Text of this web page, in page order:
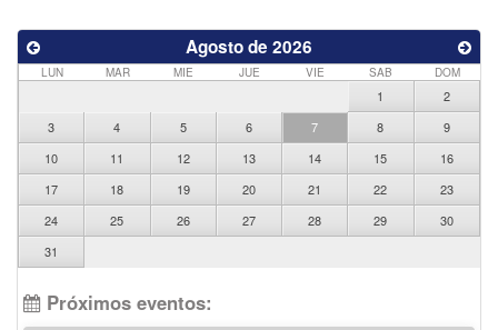
Agosto de 2026
LUN MAR MIE JUE VIE SAB DOM
1
2
3
4 5 6 7 8
9
10
11 12 13 14 15
16
17
18 19 20 21 22
23
24
25 26 27 28 29
30
31
Próximos eventos: